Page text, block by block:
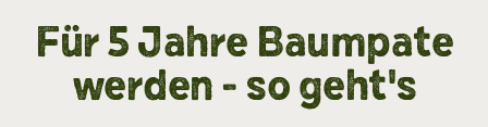
Für 5 Jahre Baumpate
werden - so geht's